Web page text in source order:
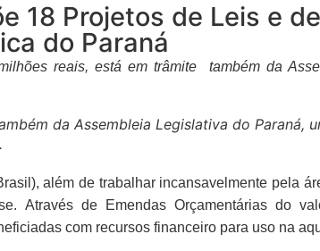
18 Projetos de Leis e
do Paraná
reais, está em trâmite também da
da Assembleia Legislativa do Paraná,
além de trabalhar incansavelmente pela
Através de Emendas Orçamentárias do
com recursos financeiro para uso na